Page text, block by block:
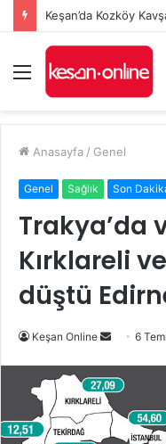
Keşan’da Kozköy
Menü
Anasayfa / Genel
Genel Sağlık Son
Trakya’da
Kırklareli
düştü
Keşan Online
Bir
posta
6